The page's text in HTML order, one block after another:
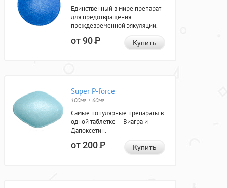
Единственный в мире препарат
для предотвращения
преждевременной эякуляции.
от 90Р Купить
Super P-force
100мг + 60мг
Самые популярные препараты в
одной таблетке — Виагра и
Дапоксетин.
от 200Р Купить